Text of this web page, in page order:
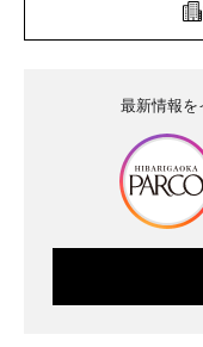
最新情報を